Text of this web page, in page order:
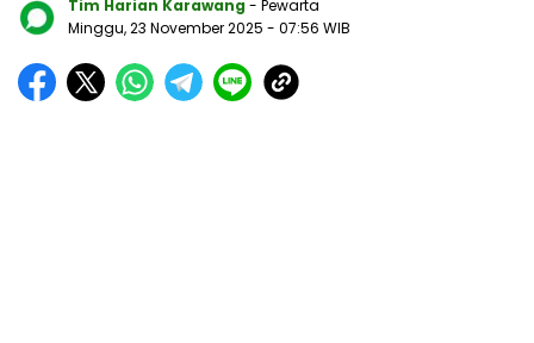
Tim Harian Karawang - Pewarta
Minggu, 23 November 2025 - 07:56 WIB